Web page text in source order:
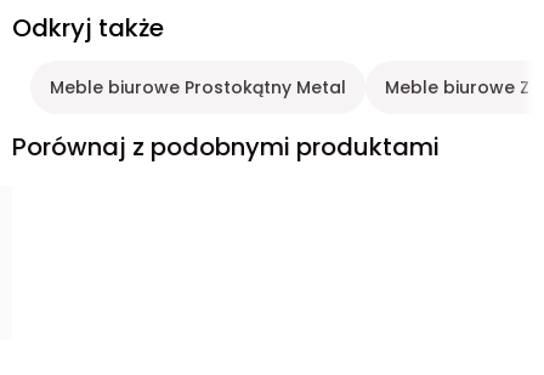
Odkryj także
Meble biurowe Prostokątny Metal Meble biurowe Z
Porównaj z podobnymi produktami